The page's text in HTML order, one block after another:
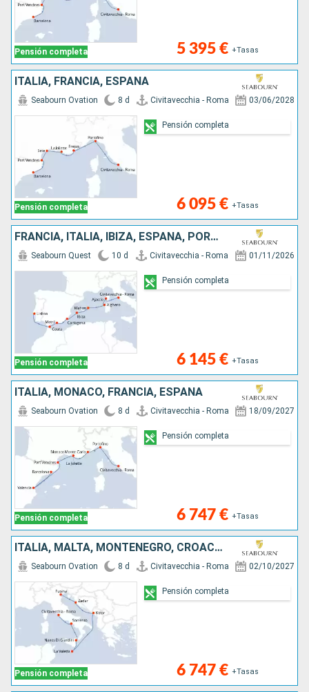
Pensión completa 5 395 € +Tasas
ITALIA, FRANCIA, ESPAÑA
Pensión completa
Seabourn Ovation 8 d Civitavecchia - Roma 03/06/2028
6 095 € +Tasas
Pensión completa
FRANCIA, ITALIA, IBIZA, ESPAÑA, PORTUGAL
Pensión completa
Seabourn Quest 10 d Civitavecchia - Roma 01/11/2026
6 145 € +Tasas
Pensión completa
ITALIA, MONACO, FRANCIA, ESPAÑA
Pensión completa
Seabourn Ovation 8 d Civitavecchia - Roma 18/09/2027
6 747 € +Tasas
Pensión completa
ITALIA, MALTA, MONTENEGRO, CROACIA
Pensión completa
Seabourn Ovation 8 d Civitavecchia - Roma 02/10/2027
6 747 € +Tasas
Pensión completa